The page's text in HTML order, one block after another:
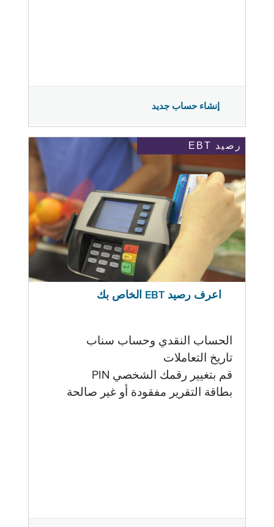
إنشاء حساب جديد
رصيد EBT
اعرف رصيد EBT الخاص بك
الحساب النقدي وحساب سناب
تاريخ التعاملات
قم بتغيير رقمك الشخصي PIN
بطاقة التقرير مفقودة أو غير صالحة